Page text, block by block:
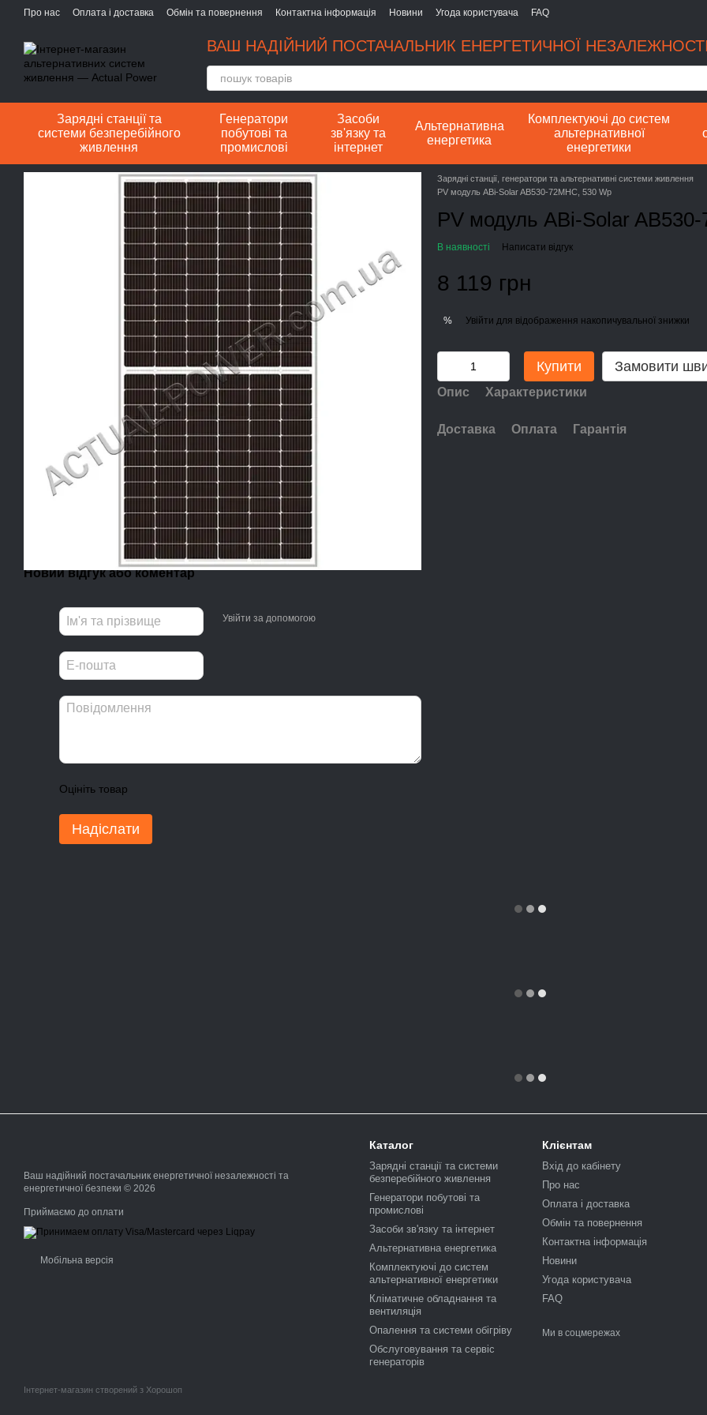
Перейти до основного контенту
Про нас Оплата і доставка Обмін та повернення Контактна інформація Новини Угода користувача FAQ
ВАШ НАДІЙНИЙ ПОСТАЧАЛЬНИК ЕНЕРГЕТИЧНОЇ
Зарядні станції та
системи безперебійного
живлення
Генератори
побутові та
промислові
Засоби
зв'язку та
інтернет
Альтернативна
енергетика
Комплектуючі до систем
альтернативної
енергетики
Новий відгук або коментар
Увійти за допомогою
Оцініть товар
Надіслати
Зарядні станції, генератори та альтернативні системи живлення
PV модуль ABi-Solar AB530-72MHC, 530 Wp
PV модуль ABi-Solar
В наявності Написати відгук
8 119 грн
% Увійти для відображення накопичувальної знижки
Купити Замовити
Опис Характеристики
Доставка Оплата Гарантія
Ваш надійний постачальник енергетичної незалежності та
енергетичної безпеки © 2026
Приймаємо до оплати
Мобільна версія
Інтернет-магазин створений з Хорошоп
Каталог
Зарядні станції та системи
безперебійного живлення
Генератори побутові та
промислові
Засоби зв'язку та інтернет
Альтернативна енергетика
Комплектуючі до систем
альтернативної енергетики
Кліматичне обладнання та
вентиляція
Опалення та системи обігріву
Обслуговування та сервіс
генераторів
Клієнтам
Вхід до кабінету
Про нас
Оплата і доставка
Обмін та повернення
Контактна інформація
Новини
Угода користувача
FAQ
Ми в соцмережах